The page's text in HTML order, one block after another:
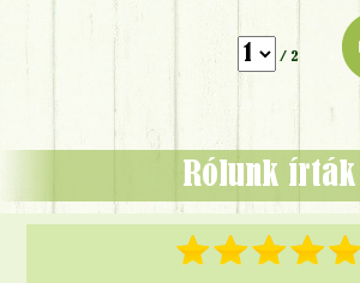
/ 2
Rólunk írták